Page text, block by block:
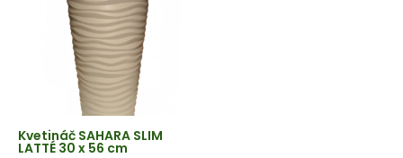
Kvetináč SAHARA SLIM
LATTÉ 30 x 56 cm